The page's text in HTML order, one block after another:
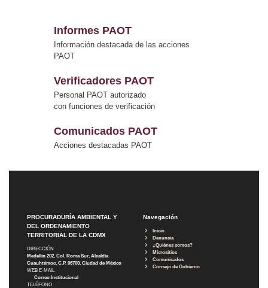
Informes PAOT
Información destacada de las acciones
PAOT
Verificadores PAOT
Personal PAOT autorizado
con funciones de verificación
Comunicados PAOT
Acciones destacadas PAOT
PROCURADURÍA AMBIENTAL Y
DEL ORDENAMIENTO
TERRITORIAL DE LA CDMX
DIRECCIÓN
Medellín 202, Col. Roma Sur, Alcaldía
Cuauhtémoc, C.P. 06700, Ciudad de México
WEB E-MAIL
Correo Institucional
TELÉFONO
Navegación
Inicio
Denuncia
¿Quiénes somos?
Micrositios
Comunicados
Consejo de Gobierno